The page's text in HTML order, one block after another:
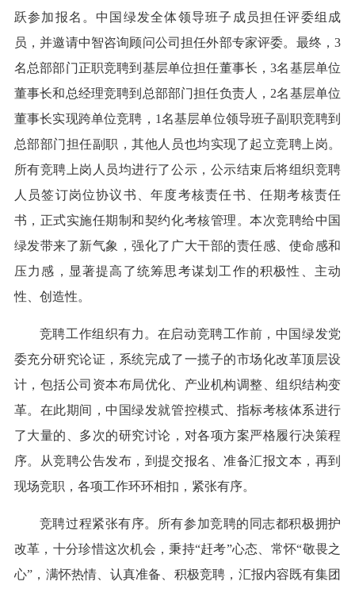
跃参加报名。中国绿发全体领导班子成员担任评委组成
员，并邀请中智咨询顾问公司担任外部专家评委。最终，3
名总部部门正职竞聘到基层单位担任董事长，3名基层单位
董事长和总经理竞聘到总部部门担任负责人，2名基层单位
董事长实现跨单位竞聘，1名基层单位领导班子副职竞聘到
总部部门担任副职，其他人员也均实现了起立竞聘上岗。
所有竞聘上岗人员均进行了公示，公示结束后将组织竞聘
人员签订岗位协议书、年度考核责任书、任期考核责任
书，正式实施任期制和契约化考核管理。本次竞聘给中国
绿发带来了新气象，强化了广大干部的责任感、使命感和
压力感，显著提高了统筹思考谋划工作的积极性、主动
性、创造性。
竞聘工作组织有力。在启动竞聘工作前，中国绿发党
委充分研究论证，系统完成了一揽子的市场化改革顶层设
计，包括公司资本布局优化、产业机构调整、组织结构变
革。在此期间，中国绿发就管控模式、指标考核体系进行
了大量的、多次的研究讨论，对各项方案严格履行决策程
序。从竞聘公告发布，到提交报名、准备汇报文本，再到
现场竞职，各项工作环环相扣，紧张有序。
竞聘过程紧张有序。所有参加竞聘的同志都积极拥护
改革，十分珍惜这次机会，秉持“赶考”心态、常怀“敬畏之
心”，满怀热情、认真准备、积极竞聘，汇报内容既有集团